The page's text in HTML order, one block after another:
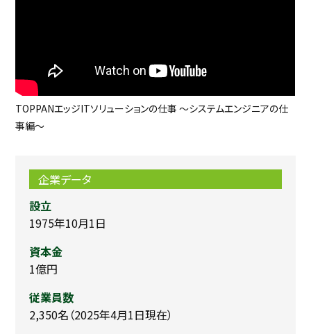
TOPPANエッジITソリューションの仕事 ～システムエンジニアの仕
事編～
企業データ
設立
1975年10月1日
資本金
1億円
従業員数
2,350名（2025年4月1日現在）